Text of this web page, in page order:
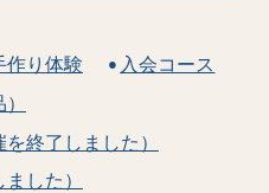
作り体験
入会コース
終了しました）
した）